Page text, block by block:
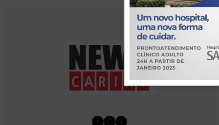
Youtube
Instagram
Facebook